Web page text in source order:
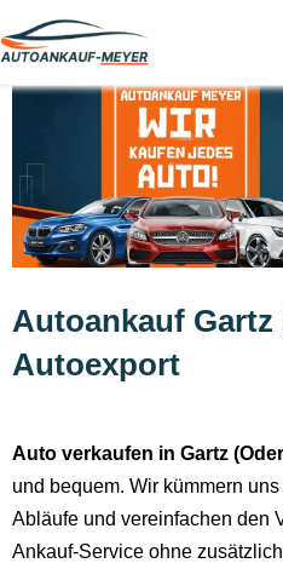
Autoankauf Gartz
Autoexport
Auto verkaufen in Gartz
und bequem. Wir kümmern
Abläufe und vereinfachen den
Ankauf-Service ohne